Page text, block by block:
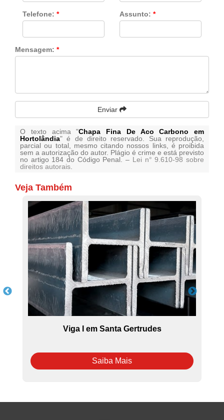
Telefone: * Assunto: *
Mensagem: *
Enviar
O texto acima "Chapa Fina De Aco Carbono em
Hortolândia" é de direito reservado. Sua reprodução,
parcial ou total, mesmo citando nossos links, é proibida
sem a autorização do autor. Plágio é crime e está previsto
no artigo 184 do Código Penal. – Lei n° 9.610-98 sobre
direitos autorais
Veja Também
Viga I em Santa Gertrudes
Saiba Mais